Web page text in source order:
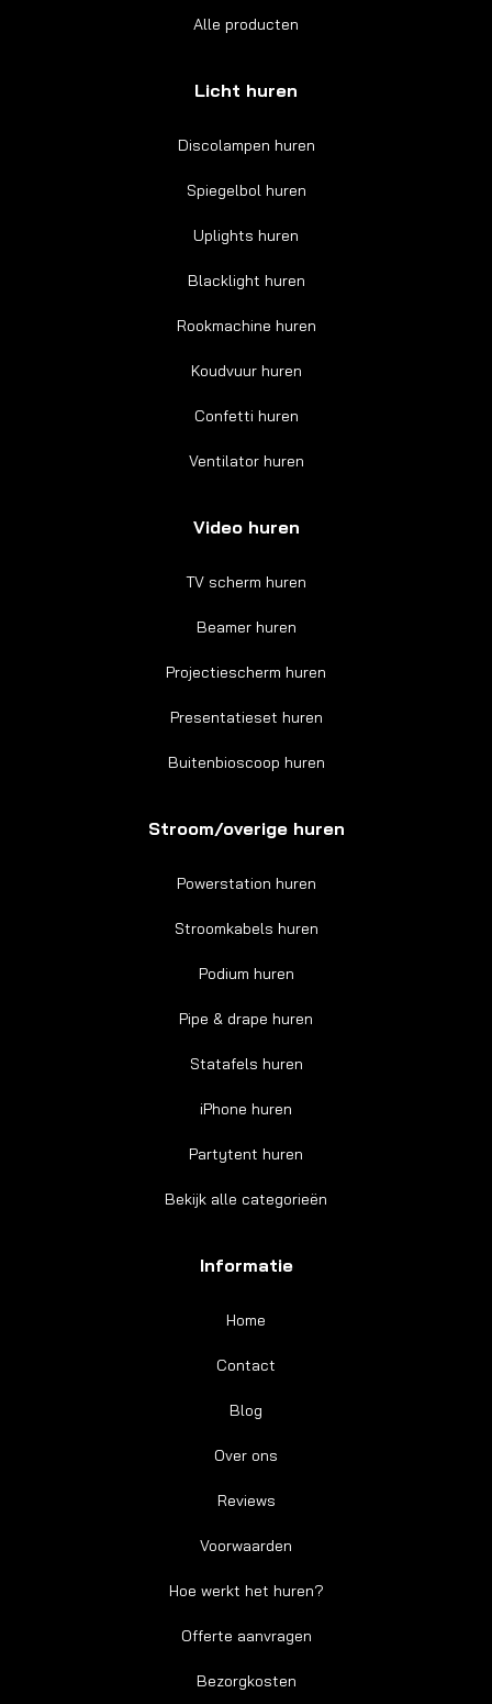
Alle producten
Licht huren
Discolampen huren
Spiegelbol huren
Uplights huren
Blacklight huren
Rookmachine huren
Koudvuur huren
Confetti huren
Ventilator huren
Video huren
TV scherm huren
Beamer huren
Projectiescherm huren
Presentatieset huren
Buitenbioscoop huren
Stroom/overige huren
Powerstation huren
Stroomkabels huren
Podium huren
Pipe & drape huren
Statafels huren
iPhone huren
Partytent huren
Bekijk alle categorieën
Informatie
Home
Contact
Blog
Over ons
Reviews
Voorwaarden
Hoe werkt het huren?
Offerte aanvragen
Bezorgkosten